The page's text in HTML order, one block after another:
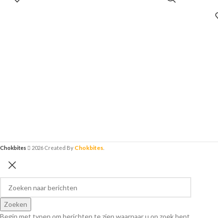
Chokbites 2026 Created By Chokbites
Zoeken
Begin met typen om berichten te zien waarnaar u op zoek bent.